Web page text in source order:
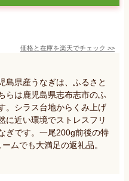
価格と在庫を楽天でチェック >>
島県産うなぎは、ふるさと
らは鹿児島県志布志市のふ
。シラス台地からくみ上げ
に近い環境でストレスフリ
ぎです。一尾200g前後の特
ムでも大満足の返礼品。